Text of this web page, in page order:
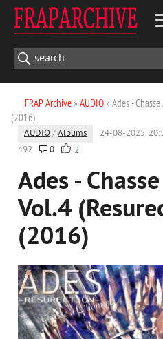
FRAP Archive» AUDIO» Ades -
(2016)
AUDIO /Albums 24-08-2025,
492
0 2
Ades -
Vol.4
(2016)